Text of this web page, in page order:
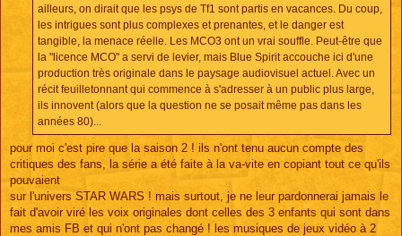
ailleurs, on dirait que les psys de Tf1 sont partis en vacances. Du coup,
les intrigues sont plus complexes et prenantes, et le danger est
tangible, la menace réelle. Les MCO3 ont un vrai souffle. Peut-être que
la "licence MCO" a servi de levier, mais Blue Spirit accouche ici d'une
production très originale dans le paysage audiovisuel actuel. Avec un
récit feuilletonnant qui commence à s'adresser à un public plus large,
ils innovent (alors que la question ne se posait même pas dans les
années 80)...
pour moi c'est pire que la saison 2 ! ils n'ont tenu aucun compte des
critiques des fans, la série a été faite à la va-vite en copiant tout ce qu'ils
pouvaient
sur l'univers STAR WARS ! mais surtout, je ne leur pardonnerai jamais le
fait d'avoir viré les voix originales dont celles des 3 enfants qui sont dans
mes amis FB et qui n'ont pas changé ! les musiques de jeux vidéo à 2